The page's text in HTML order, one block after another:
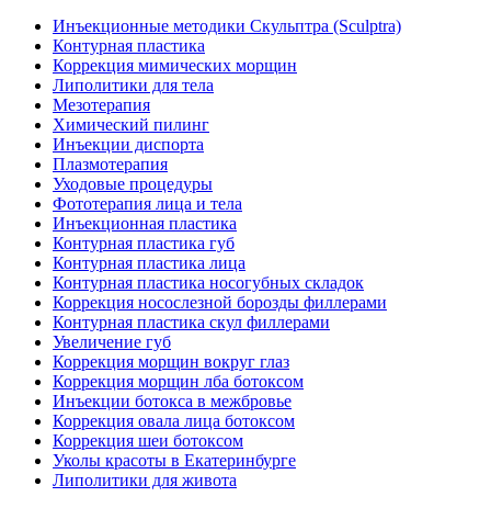
Инъекционные методики Скульптра (Sculptra)
Контурная пластика
Коррекция мимических морщин
Липолитики для тела
Мезотерапия
Химический пилинг
Инъекции диспорта
Плазмотерапия
Уходовые процедуры
Фототерапия лица и тела
Инъекционная пластика
Контурная пластика губ
Контурная пластика лица
Контурная пластика носогубных складок
Коррекция носослезной борозды филлерами
Контурная пластика скул филлерами
Увеличение губ
Коррекция морщин вокруг глаз
Коррекция морщин лба ботоксом
Инъекции ботокса в межбровье
Коррекция овала лица ботоксом
Коррекция шеи ботоксом
Уколы красоты в Екатеринбурге
Липолитики для живота